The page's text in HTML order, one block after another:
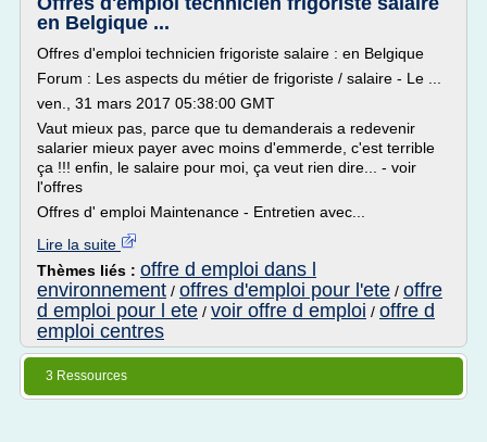
en Belgique ...
Offres d'emploi technicien frigoriste salaire : en Belgique
Forum : Les aspects du métier de frigoriste / salaire - Le ...
ven., 31 mars 2017 05:38:00 GMT
Vaut mieux pas, parce que tu demanderais a redevenir
salarier mieux payer avec moins d'emmerde, c'est terrible
ça !!! enfin, le salaire pour moi, ça veut rien dire... - voir
l'offres
Offres d' emploi Maintenance - Entretien avec...
Lire la suite
Thèmes liés : offre d emploi dans l
environnement / offres d'emploi pour l'ete / offre
d emploi pour l ete / voir offre d emploi / offre d
emploi centres
3 Ressources